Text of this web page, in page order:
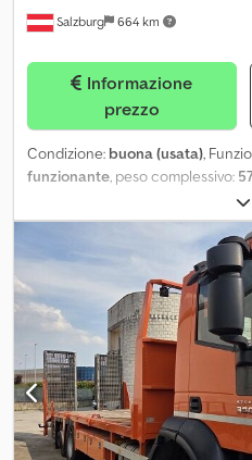
Salzburg 664 km
prezzo
Condizione: buona (usata),
funzionante, peso complessivo:
, lunghezza spazio di
carico:2.750 mm, altezza vano di
2008,
semirimorchi a pianale ribassato.
STZ-VKL 3-34/80 A Crsdpfx Apsxc
totale: 54.000 kg Peso a vuoto:
Lunghezza totale del convoglio:
24.200 mm) Area di carico (lxp):
fino a 4.200 mm) Pneumatici: 235/
2x 6.000 mm